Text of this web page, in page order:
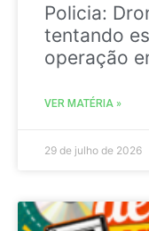
Policia:
tentando
operação
VER MATÉRIA »
29 de julho de 2026